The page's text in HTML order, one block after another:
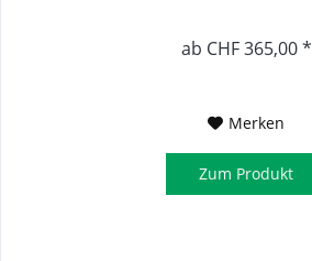
ab CHF 365,00 *
Merken
Zum Produkt